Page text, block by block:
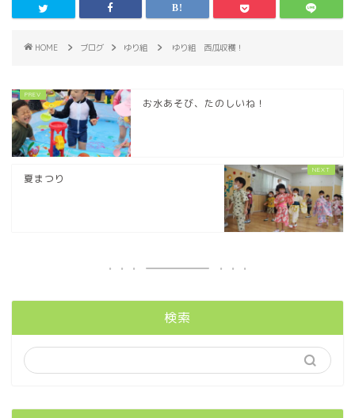
HOME ブログ ゆり組 ゆり組 西瓜収穫！
お水あそび、たのしいね！
夏まつり
検索